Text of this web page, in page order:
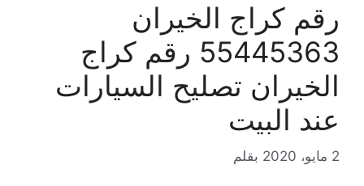
رقم كراج الخيران
55445363 رقم كراج
الخيران تصليح السيارات
عند البيت
2 مايو، 2020 بقلم